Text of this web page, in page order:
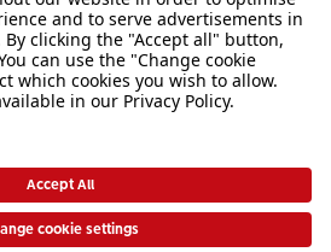
der Bestellung können Sie uns gerne von